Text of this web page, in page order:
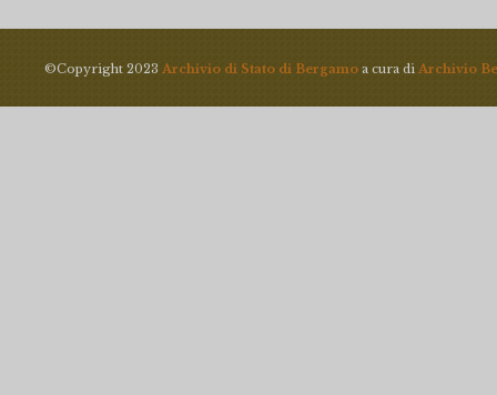
©Copyright 2023 Archivio di Stato di Bergamo a cura di Archivio